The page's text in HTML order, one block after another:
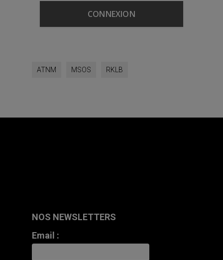
ATNM MSOS RKLB
NOS NEWSLETTERS
Email :